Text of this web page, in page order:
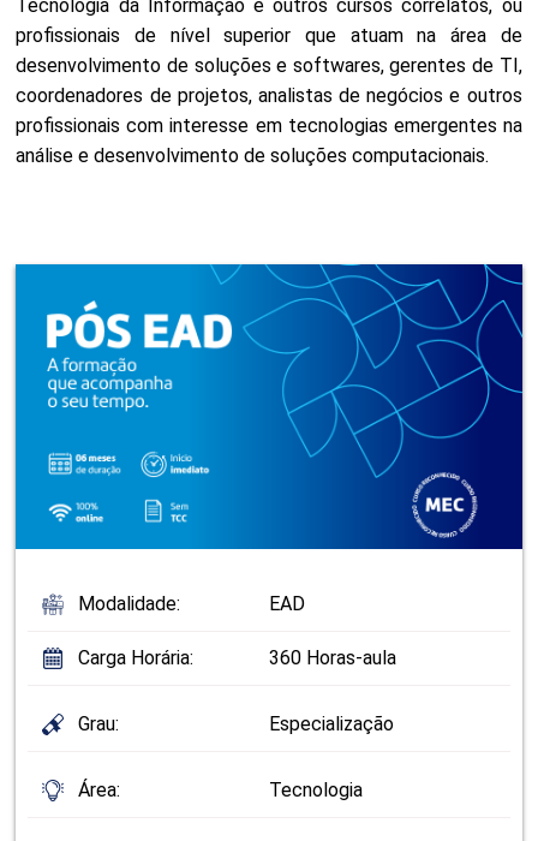
Modalidade: EAD
Carga Horária: 360 Horas-aula
Grau: Especialização
Área: Tecnologia
Tecnologia da Informação e outros cursos correlatos, ou
profissionais de nível superior que atuam na área de
desenvolvimento de soluções e softwares, gerentes de TI,
coordenadores de projetos, analistas de negócios e outros
profissionais com interesse em tecnologias emergentes na
análise e desenvolvimento de soluções computacionais.